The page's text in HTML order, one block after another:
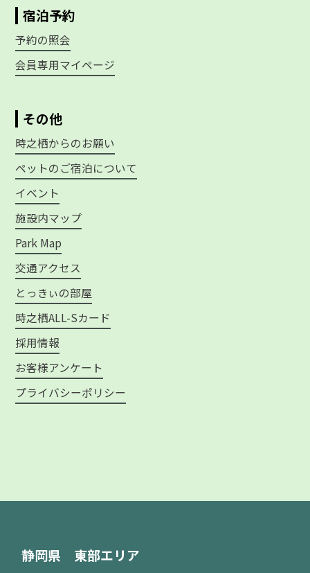
宿泊予約
予約の照会
会員専用マイページ
その他
時之栖からのお願い
ペットのご宿泊について
イベント
施設内マップ
Park Map
交通アクセス
とっきぃの部屋
時之栖ALL-Sカード
採用情報
お客様アンケート
プライバシーポリシー
静岡県 東部エリア